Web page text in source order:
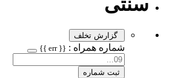
سنتی
گزارش تخلف
شماره همراه : {{ err }}
ثبت شماره